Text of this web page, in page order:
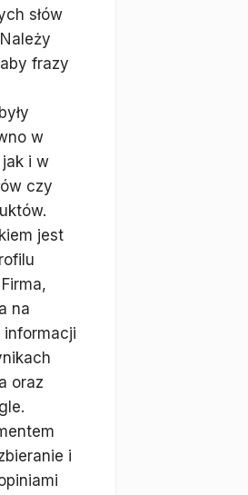
słów
frazy
w
jak i w
czy
jest
na
oraz
i